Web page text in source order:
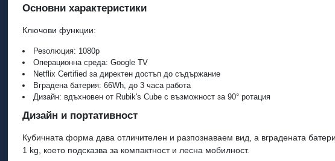
Основни характеристики
Ключови функции:
Резолюция: 1080p
Операционна среда: Google TV
Netflix Certified за директен достъп до съдържание
Вградена батерия: 66Wh, до 3 часа работа
Дизайн: вдъхновен от Rubik's Cube с възможност за 90° ротация
Дизайн и портативност
Кубичната форма дава отличителен и разпознаваем вид, а вградената
1 kg, което подсказва за компактност и лесна мобилност.